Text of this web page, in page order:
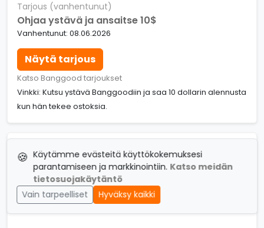
🍪 Käytämme evästeitä käyttökokemuksesi
parantamiseen ja markkinointiin. Katso meidän
tietosuojakäytäntö
Vain tarpeelliset
Hyväksy kaikki
Tarjous (vanhentunut)
Ohjaa ystävä ja ansaitse 10$
Vanhentunut: 08.06.2026
Näytä tarjous
Katso Banggood tarjoukset
Vinkki: Kutsu ystävä Banggoodiin ja saa 10 dollarin alennusta
kun hän tekee ostoksia.